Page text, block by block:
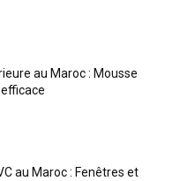
au Maroc : Mousse
au Maroc : Fenêtres et